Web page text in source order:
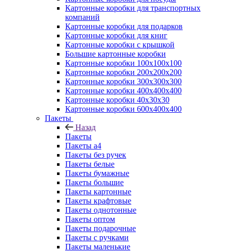
Картонные коробки для транспортных
компаний
Картонные коробки для подарков
Картонные коробки для книг
Картонные коробки с крышкой
Большие картонные коробки
Картонные коробки 100x100x100
Картонные коробки 200x200x200
Картонные коробки 300x300x300
Картонные коробки 400x400x400
Картонные коробки 40x30x30
Картонные коробки 600x400x400
Пакеты
Назад
Пакеты
Пакеты а4
Пакеты без ручек
Пакеты белые
Пакеты бумажные
Пакеты большие
Пакеты картонные
Пакеты крафтовые
Пакеты однотонные
Пакеты оптом
Пакеты подарочные
Пакеты с ручками
Пакеты маленькие